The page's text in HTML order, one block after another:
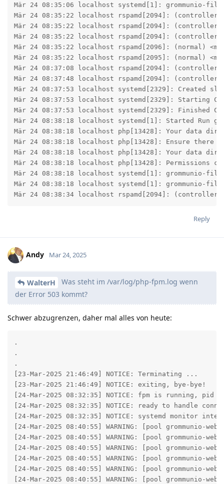
Mär 24 08:35:06 localhost systemd[1]:
Mär 24 08:35:22 localhost rspamd[2094]: (controller)
Mär 24 08:35:22 localhost rspamd[2094]:
Mär 24 08:35:22 localhost rspamd[2094]: (controller)
Mär 24 08:35:22 localhost rspamd[2096]: (normal)
Mär 24 08:35:22 localhost rspamd[2095]: (normal)
Mär 24 08:37:08 localhost rspamd[2094]:
Mär 24 08:37:48 localhost rspamd[2094]:
Mär 24 08:37:53 localhost systemd[2329]: Created
Mär 24 08:37:53 localhost systemd[2329]: Starting
Mär 24 08:37:53 localhost systemd[2329]: Finished
Mär 24 08:38:18 localhost systemd[1]: Started Run
Mär 24 08:38:18 localhost php[13428]: Your data
Mär 24 08:38:18 localhost php[13428]: Ensure
Mär 24 08:38:18 localhost php[13428]: Your data
Mär 24 08:38:18 localhost php[13428]: Permissions
Mär 24 08:38:18 localhost systemd[1]: grommunio-
Mär 24 08:38:18 localhost systemd[1]:
Mär 24 08:38:34 localhost rspamd[2094]:
Reply
Andy Mar 24, 2025
WalterH
Was steht im /var/log/php-fpm.log wenn
der Error 503 kommt?
Schwer abzugrenzen, daher mal alles von heute:
.
.
.
[23-Mar-2025 21:46:49] NOTICE: Terminating ...
[23-Mar-2025 21:46:49] NOTICE: exiting, bye-bye!
[24-Mar-2025 08:32:35] NOTICE: fpm is running, pid 1911
[24-Mar-2025 08:32:35] NOTICE: ready to handle connections
[24-Mar-2025 08:32:35] NOTICE: systemd monitor interval set to 10000ms
[24-Mar-2025 08:40:55] WARNING: [pool grommunio-web-pool] child 2035 said into stderr: "NOTICE: PHP message: Failed to open store. surname.name@domain.dl requested 0000000038a1bb1005e5101aa1bb08002b2a56c20000656d736d64622e646c6c00000000000000001b55fa20aa6611cd9bc800aa002fc45a0c0000006b61656c626572407473752d70652e6465002f4f3d4936334245433230412f4f553d45584348414e47452041444d494e4953545241544956452047524f5550202846594449424f484632335350444c54292f434e3d524543495049454e54532f434e3d303130303030303030313030303030302d4b41454c42455200"
[24-Mar-2025 08:40:55] WARNING: [pool grommunio-web-pool] child 2035 said into stderr: "NOTICE: PHP message: Failed to open store. surname.name@domain.dl requested 0000000038a1bb1005e5101aa1bb08002b2a56c20000656d736d64622e646c6c00000000000000001b55fa20aa6611cd9bc800aa002fc45a0c0000006b61656c626572407473752d70652e6465002f4f3d4936334245433230412f4f553d45584348414e47452041444d494e4953545241544956452047524f5550202846594449424f484632335350444c54292f434e3d524543495049454e54532f434e3d303130303030303030313030303030302d4b41454c42455200"
[24-Mar-2025 08:40:55] WARNING: [pool grommunio-web-pool] child 2035 said into stderr: "NOTICE: PHP message: Failed to open store. surname.name@domain.dl requested 0000000038a1bb1005e5101aa1bb08002b2a56c20000656d736d64622e646c6c00000000000000001b55fa20aa6611cd9bc800aa002fc45a0c000000616e64726561732e6b61656c626572407473752d70652e6465002f4f3d4936334245433230412f4f553d45584348414e47452041444d494e4953545241544956452047524f5550202846594449424f484632335350444c54292f434e3d524543495049454e54532f434e3d303130303030303030313030303030302d414e44524541532e4b41454c42455200"
[24-Mar-2025 08:40:55] WARNING: [pool grommunio-web-pool] child 2035 said into stderr: "NOTICE: PHP message: Failed to open store. surname.name@domain.dl requested 0000000038a1bb1005e5101aa1bb08002b2a56c20000656d736d64622e646c6c00000000000000001b55fa20aa6611cd9bc800aa002fc45a0c000000616e64726561732e6b61656c626572407473752d70652e6465002f4f3d4936334245433230412f4f553d45584348414e47452041444d494e4953545241544956452047524f5550202846594449424f484632335350444c54292f434e3d524543495049454e54532f434e3d303130303030303030313030303030302d414e44524541532e4b41454c42455200"
[24-Mar-2025 08:40:55] WARNING: [pool grommunio-web-pool] child 2035 said into stderr: "NOTICE: PHP message: Failed to open store. surname.name@domain.dl requested 0000000038a1bb1005e5101aa1bb08002b2a56c20000656d736d64622e646c6c00000000000000001b55fa20aa6611cd9bc800aa002fc45a0c000000616e64726561732e6b61656c626572407473752d70652e6465002f4f3d4936334245433230412f4f553d45584348414e47452041444d494e4953545241544956452047524f5550202846594449424f484632335350444c54292f434e3d524543495049454e54532f434e3d303130303030303030313030303030302d414e44524541532e4b41454c42455200"
[24-Mar-2025 08:40:55] WARNING: [pool grommunio-web-pool] child 2035 said into stderr: "NOTICE: PHP message: Failed to open store. surname.name@domain.dl requested 0000000038a1bb1005e5101aa1bb08002b2a56c20000656d736d64622e646c6c00000000000000001b55fa20aa6611cd9bc800aa002fc45a0c000000616e64726561732e6b61656c626572407473752d70652e6465002f4f3d4936334245433230412f4f553d45584348414e47452041444d494e4953545241544956452047524f5550202846594449424f484632335350444c54292f434e3d524543495049454e54532f434e3d303130303030303030313030303030302d414e44524541532e4b41454c42455200"
[24-Mar-2025 08:40:55] WARNING: [pool grommunio-web-pool] child 2035 said into stderr: "NOTICE: PHP message: Failed to open store. surname.name@domain.dl requested 0000000038a1bb1005e5101aa1bb08002b2a56c20000656d736d64622e646c6c00000000000000001b55fa20aa6611cd9bc800aa002fc45a0c000000616e64726561732e6b61656c626572407473752d70652e6465002f4f3d4936353545454438392f4f553d45584348414e47452041444d494e4953545241544956452047524f5550202846594449424f484632335350444c54292f434e3d524543495049454e54532f434e3d303130303030303030313030303030302d414e44524541532e4b41454c42455200"
[24-Mar-2025 08:40:55] WARNING: [pool grommunio-web-pool] child 2035 said into stderr: "NOTICE: PHP message: Failed to open store. surname.name@domain.dl requested 0000000038a1bb1005e5101aa1bb08002b2a56c20000656d736d64622e646c6c00000000000000001b55fa20aa6611cd9bc800aa002fc45a0c000000616e64726561732e6b61656c626572407473752d70652e6465002f4f3d4936353545454438392f4f553d45584348414e47452041444d494e4953545241544956452047524f5550202846594449424f484632335350444c54292f434e3d524543495049454e54532f434e3d303130303030303030313030303030302d414e44524541532e4b41454c42455200"
[24-Mar-2025 08:40:55] WARNING: [pool grommunio-web-pool] child 2035 said into stderr: "NOTICE: PHP message: Failed to open store. surname.name@domain.dl requested 0000000038a1bb1005e5101aa1bb08002b2a56c20000656d736d64622e646c6c00000000000000001b55fa20aa6611cd9bc800aa002fc45a0c000000616e64726561732e6b61656c626572407473752d70652e6465002f4f3d4936353545454438392f4f553d45584348414e47452041444d494e4953545241544956452047524f5550202846594449424f484632335350444c54292f434e3d524543495049454e54532f434e3d303130303030303030313030303030302d414e44524541532e4b41454c42455200"
[24-Mar-2025 08:40:55] WARNING: [pool grommunio-web-pool] child 2035 said into stderr: "NOTICE: PHP message: Failed to open store. surname.name@domain.dl requested 0000000038a1bb1005e5101aa1bb08002b2a56c20000656d736d64622e646c6c00000000000000001b55fa20aa6611cd9bc800aa002fc45a0c000000616e64726561732e6b61656c626572407473752d70652e6465002f4f3d4936353545454438392f4f553d45584348414e47452041444d494e4953545241544956452047524f5550202846594449424f484632335350444c54292f434e3d524543495049454e54532f434e3d303130303030303030313030303030302d414e44524541532e4b41454c42455200"
[24-Mar-2025 08:40:55] WARNING: [pool grommunio-web-pool] child 2035 said into stderr: "NOTICE: PHP message: Failed to open store. surname.name@domain.dl requested 0000000038a1bb1005e5101aa1bb08002b2a56c20000656d736d64622e646c6c00000000000000001b55fa20aa6611cd9bc800aa002fc45a0c000000616e64726561732e6b61656c626572407473752d70652e6465002f4f3d4936353645334632392f4f553d45584348414e47452041444d494e4953545241544956452047524f5550202846594449424f484632335350444c54292f434e3d524543495049454e54532f434e3d303130303030303030313030303030302d414e44524541532e4b41454c42455200"
[24-Mar-2025 08:40:55] WARNING: [pool grommunio-web-pool] child 2035 said into stderr: "NOTICE: PHP message: Failed to open store. surname.name@domain.dl requested 0000000038a1bb1005e5101aa1bb08002b2a56c20000656d736d64622e646c6c00000000000000001b55fa20aa6611cd9bc800aa002fc45a0c000000616e64726561732e6b61656c626572407473752d70652e6465002f4f3d4936353645334632392f4f553d45584348414e47452041444d494e4953545241544956452047524f5550202846594449424f484632335350444c54292f434e3d524543495049454e54532f434e3d303130303030303030313030303030302d414e44524541532e4b41454c42455200"
[24-Mar-2025 08:40:55] WARNING: [pool grommunio-web-pool] child 2035 said into stderr: "NOTICE: PHP message: Failed to open store. surname.name@domain.dl requested 0000000038a1bb1005e5101aa1bb08002b2a56c20000656d736d64622e646c6c00000000000000001b55fa20aa6611cd9bc800aa002fc45a0c000000616e64726561732e6b61656c626572407473752d70652e6465002f4f3d4936353645334632392f4f553d45584348414e47452041444d494e4953545241544956452047524f5550202846594449424f484632335350444c54292f434e3d524543495049454e54532f434e3d303130303030303030313030303030302d414e44524541532e4b41454c42455200"
[24-Mar-2025 08:40:55] WARNING: [pool grommunio-web-pool] child 2035 said into stderr: "NOTICE: PHP message: Failed to open store. surname.name@domain.dl requested 0000000038a1bb1005e5101aa1bb08002b2a56c20000656d736d64622e646c6c00000000000000001b55fa20aa6611cd9bc800aa002fc45a0c000000616e64726561732e6b61656c626572407473752d70652e6465002f4f3d4936353645334632392f4f553d45584348414e47452041444d494e4953545241544956452047524f5550202846594449424f484632335350444c54292f434e3d524543495049454e54532f434e3d303130303030303030313030303030302d414e44524541532e4b41454c42455200"
[24-Mar-2025 08:40:55] WARNING: [pool grommunio-web-pool] child 2035 said into stderr: "NOTICE: PHP message: Failed to open store. surname.name@domain.dl requested 0000000038a1bb1005e5101aa1bb08002b2a56c20000656d736d64622e646c6c00000000000000001b55fa20aa6611cd9bc800aa002fc45a0c000000616e64726561732e6b61656c626572407473752d70652e6465002f4f3d4936353645334632392f4f553d45584348414e47452041444d494e4953545241544956452047524f5550202846594449424f484632335350444c54292f434e3d524543495049454e54532f434e3d303130303030303030313030303030302d414e44524541532e4b41454c42455200"
[24-Mar-2025 08:40:55] WARNING: [pool grommunio-web-pool] child 2035 said into stderr: "NOTICE: PHP message: Failed to open store. surname.name@domain.dl requested 0000000038a1bb1005e5101aa1bb08002b2a56c20000656d736d64622e646c6c00000000000000001b55fa20aa6611cd9bc800aa002fc45a0c000000616e64726561732e6b61656c626572407473752d70652e6465002f4f3d4936353645334632392f4f553d45584348414e47452041444d494e4953545241544956452047524f5550202846594449424f484632335350444c54292f434e3d524543495049454e54532f434e3d303130303030303030313030303030302d414e44524541532e4b41454c42455200"
[24-Mar-2025 08:40:55] WARNING: [pool grommunio-web-pool] child 2035 said into stderr: "NOTICE: PHP message: Failed to open store. surname.name@domain.dl requested 0000000038a1bb1005e5101aa1bb08002b2a56c20000656d736d64622e646c6c00000000000000001b55fa20aa6611cd9bc800aa002fc45a0c000000616e64726561732e6b61656c626572407473752d70652e6465002f4f3d4936353931394144462f4f553d45584348414e47452041444d494e4953545241544956452047524f5550202846594449424f484632335350444c54292f434e3d524543495049454e54532f434e3d303130303030303030313030303030302d414e44524541532e4b41454c42455200"
[24-Mar-2025 08:40:55] WARNING: [pool grommunio-web-pool] child 2035 said into stderr: "NOTICE: PHP message: Failed to open store. surname.name@domain.dl